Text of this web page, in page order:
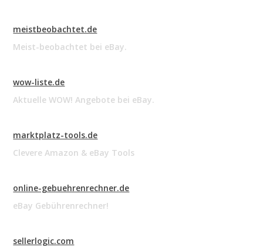
meistbeobachtet.de
Meist-beobachtet bei eBay.
wow-liste.de
Aktuelle WOW! Angebote bei eBay.
marktplatz-tools.de
Clevere Amazon & eBay Tools
online-gebuehrenrechner.de
eBay Gebührenrechner!
sellerlogic.com